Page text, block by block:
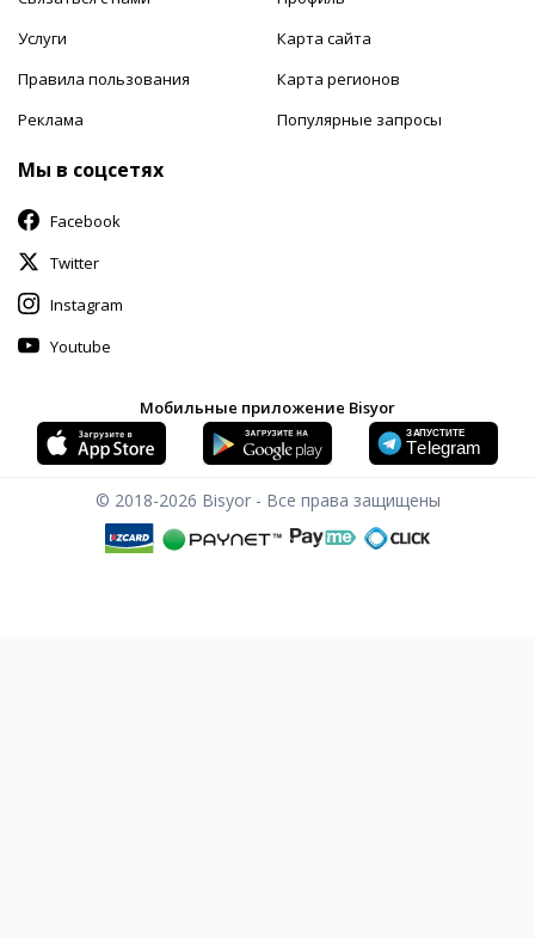
Услуги
Правила пользования
Реклама
Карта сайта
Карта регионов
Популярные запросы
Мы в соцсетях
Facebook
Twitter
Instagram
Youtube
Мобильные приложение Bisyor
© 2018-2026 Bisyor - Все права защищены